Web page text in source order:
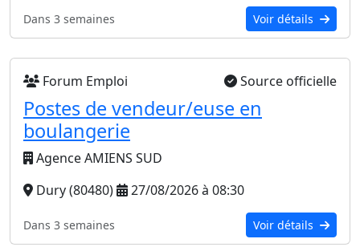
Dans 3 semaines Voir détails
Forum Emploi Source officielle
Postes de vendeur/euse en
boulangerie
Agence AMIENS SUD
Dury (80480)
27/08/2026 à 08:30
Dans 3 semaines Voir détails